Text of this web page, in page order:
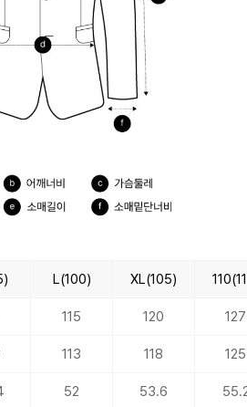
L(100) XL(105)
115 120 127
113 118 125
52 53.6